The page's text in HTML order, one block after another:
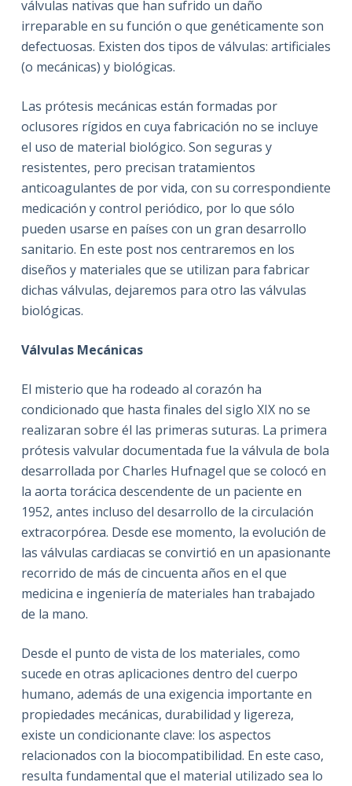
válvulas nativas que han sufrido un daño
irreparable en su función o que genéticamente son
defectuosas. Existen dos tipos de válvulas: artificiales
(o mecánicas) y biológicas.
Las prótesis mecánicas están formadas por
oclusores rígidos en cuya fabricación no se incluye
el uso de material biológico. Son seguras y
resistentes, pero precisan tratamientos
anticoagulantes de por vida, con su correspondiente
medicación y control periódico, por lo que sólo
pueden usarse en países con un gran desarrollo
sanitario. En este post nos centraremos en los
diseños y materiales que se utilizan para fabricar
dichas válvulas, dejaremos para otro las válvulas
biológicas.
Válvulas Mecánicas
El misterio que ha rodeado al corazón ha
condicionado que hasta finales del siglo XIX no se
realizaran sobre él las primeras suturas. La primera
prótesis valvular documentada fue la válvula de bola
desarrollada por Charles Hufnagel que se colocó en
la aorta torácica descendente de un paciente en
1952, antes incluso del desarrollo de la circulación
extracorpórea. Desde ese momento, la evolución de
las válvulas cardiacas se convirtió en un apasionante
recorrido de más de cincuenta años en el que
medicina e ingeniería de materiales han trabajado
de la mano.
Desde el punto de vista de los materiales, como
sucede en otras aplicaciones dentro del cuerpo
humano, además de una exigencia importante en
propiedades mecánicas, durabilidad y ligereza,
existe un condicionante clave: los aspectos
relacionados con la biocompatibilidad. En este caso,
resulta fundamental que el material utilizado sea lo